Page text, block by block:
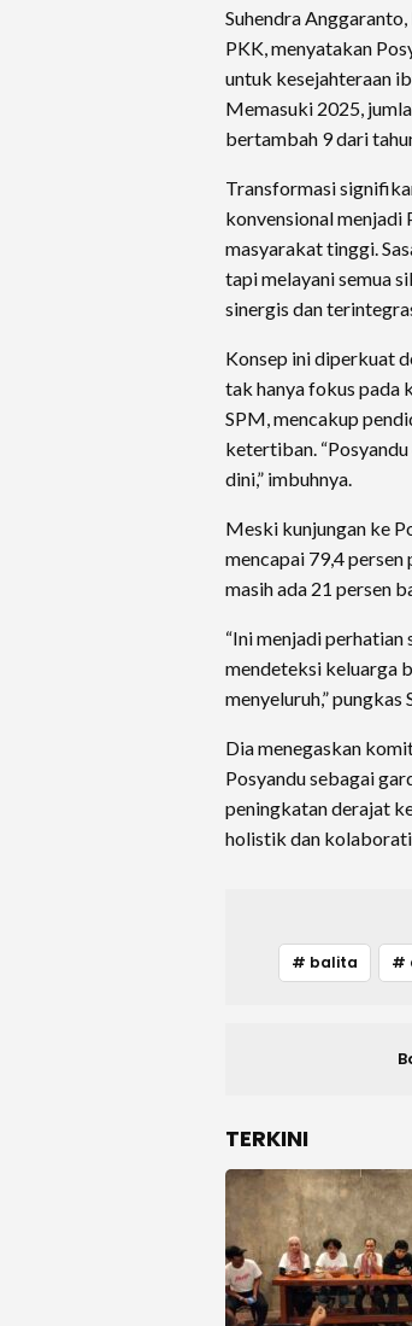
Suhendra
PKK, menyatakan
untuk kesejahteraan
Memasuki 2025,
bertambah 9 dari
Transformasi
konvensional menjadi
masyarakat tinggi.
tapi melayani semua
sinergis dan
Konsep ini diperkuat
tak hanya fokus pada
SPM, mencakup
ketertiban.
dini,” imbuhnya.
Meski kunjungan ke
mencapai 79,4
masih ada 21 persen
“Ini menjadi perhatian
mendeteksi keluarga
menyeluruh,” pungkas
Dia menegaskan
Posyandu sebagai
peningkatan derajat
holistik dan
# balita #
TERKINI